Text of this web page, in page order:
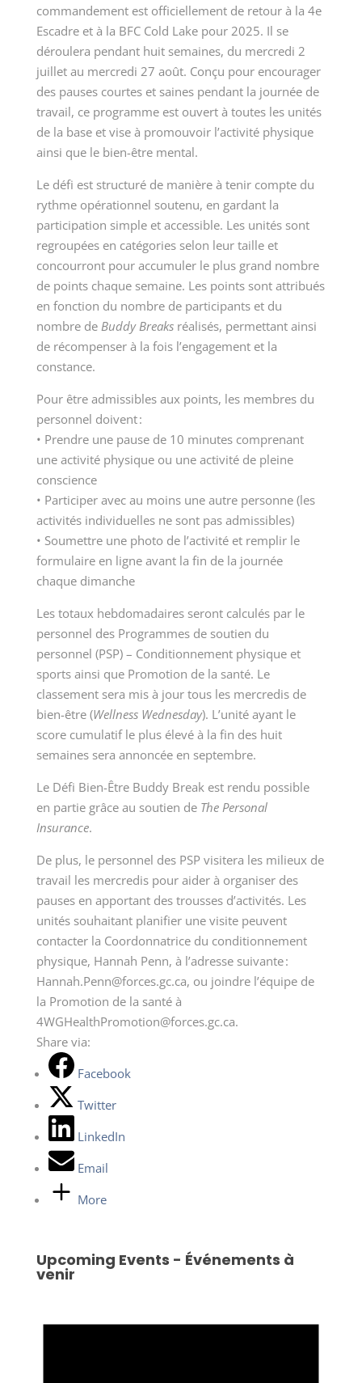
commandement est officiellement de retour à la 4e
Escadre et à la BFC Cold Lake pour 2025. Il se
déroulera pendant huit semaines, du mercredi 2
juillet au mercredi 27 août. Conçu pour encourager
des pauses courtes et saines pendant la journée de
travail, ce programme est ouvert à toutes les unités
de la base et vise à promouvoir l’activité physique
ainsi que le bien-être mental.
Le défi est structuré de manière à tenir compte du
rythme opérationnel soutenu, en gardant la
participation simple et accessible. Les unités sont
regroupées en catégories selon leur taille et
concourront pour accumuler le plus grand nombre
de points chaque semaine. Les points sont attribués
en fonction du nombre de participants et du
nombre de Buddy Breaksréalisés, permettant ainsi
de récompenser à la fois l’engagement et la
constance.
Pour être admissibles aux points, les membres du
personnel doivent :
• Prendre une pause de 10 minutes comprenant
une activité physique ou une activité de pleine
conscience
• Participer avec au moins une autre personne (les
activités individuelles ne sont pas admissibles)
• Soumettre une photo de l’activité et remplir le
formulaire en ligne avant la fin de la journée
chaque dimanche
Les totaux hebdomadaires seront calculés par le
personnel des Programmes de soutien du
personnel (PSP) – Conditionnement physique et
sports ainsi que Promotion de la santé. Le
classement sera mis à jour tous les mercredis de
bien-être (Wellness Wednesday). L’unité ayant le
score cumulatif le plus élevé à la fin des huit
semaines sera annoncée en septembre.
Le Défi Bien-Être Buddy Break est rendu possible
en partie grâce au soutien de The Personal
Insurance.
De plus, le personnel des PSP visitera les milieux de
travail les mercredis pour aider à organiser des
pauses en apportant des trousses d’activités. Les
unités souhaitant planifier une visite peuvent
contacter la Coordonnatrice du conditionnement
physique, Hannah Penn, à l’adresse suivante :
Hannah.Penn@forces.gc.ca, ou joindre l’équipe de
la Promotion de la santé à
4WGHealthPromotion@forces.gc.ca.
Share via:
Facebook
Twitter
LinkedIn
Email
More
Upcoming Events - Événements à
venir